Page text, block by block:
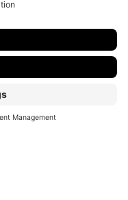
del sito